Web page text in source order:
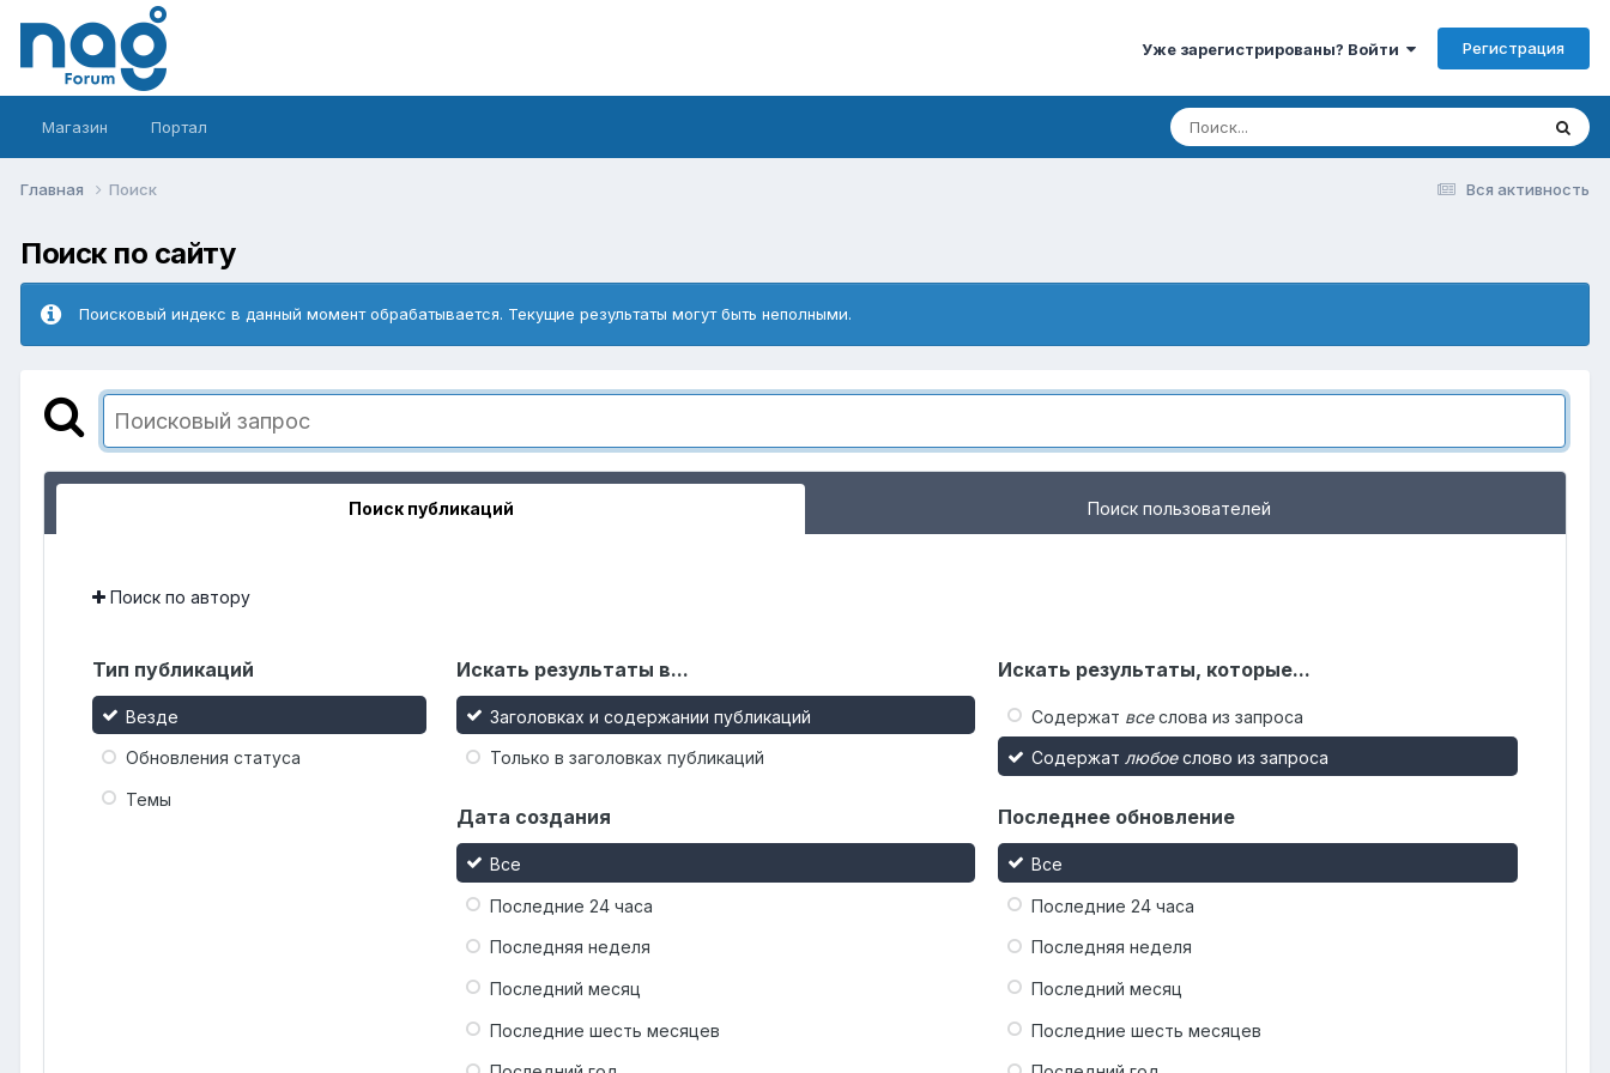
Уже зарегистрированы? Войти Регистрация
Магазин Портал
Вся активность
Главная Поиск
Поиск по сайту
Поисковый индекс в данный момент обрабатывается. Текущие результаты могут быть неполными.
Поиск публикаций Поиск пользователей
Поиск по автору
Тип публикаций
Везде
Обновления статуса
Темы
Искать результаты в...
Заголовках и содержании публикаций
Только в заголовках публикаций
Искать результаты, которые...
Содержат всеслова из запроса
Содержат любоеслово из запроса
Дата создания
Все
Последние 24 часа
Последняя неделя
Последний месяц
Последние шесть месяцев
Последнее обновление
Все
Последние 24 часа
Последняя неделя
Последний месяц
Последние шесть месяцев